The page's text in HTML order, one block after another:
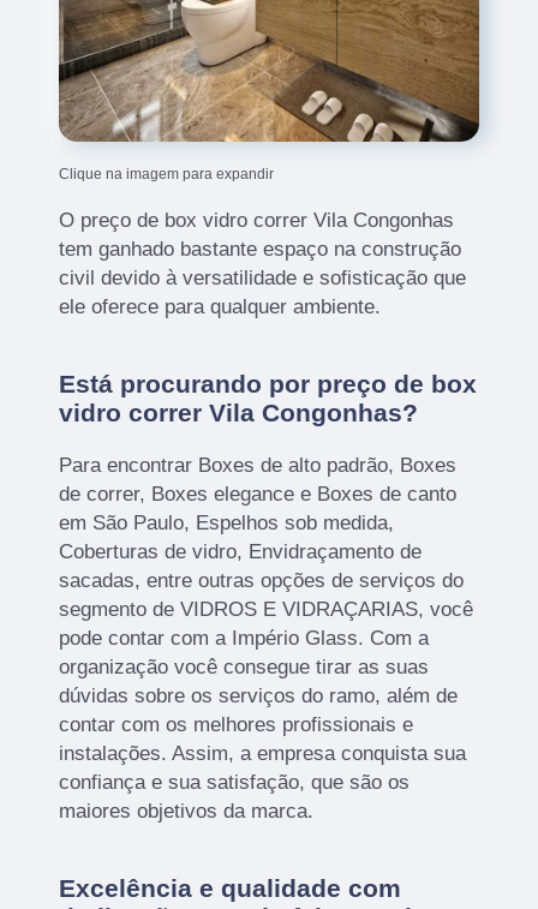
Clique na imagem para expandir
O preço de box vidro correr Vila Congonhas
tem ganhado bastante espaço na construção
civil devido à versatilidade e sofisticação que
ele oferece para qualquer ambiente.
Está procurando por preço de box
vidro correr Vila Congonhas?
Para encontrar Boxes de alto padrão, Boxes
de correr, Boxes elegance e Boxes de canto
em São Paulo, Espelhos sob medida,
Coberturas de vidro, Envidraçamento de
sacadas, entre outras opções de serviços do
segmento de VIDROS E VIDRAÇARIAS, você
pode contar com a Império Glass. Com a
organização você consegue tirar as suas
dúvidas sobre os serviços do ramo, além de
contar com os melhores profissionais e
instalações. Assim, a empresa conquista sua
confiança e sua satisfação, que são os
maiores objetivos da marca.
Excelência e qualidade com